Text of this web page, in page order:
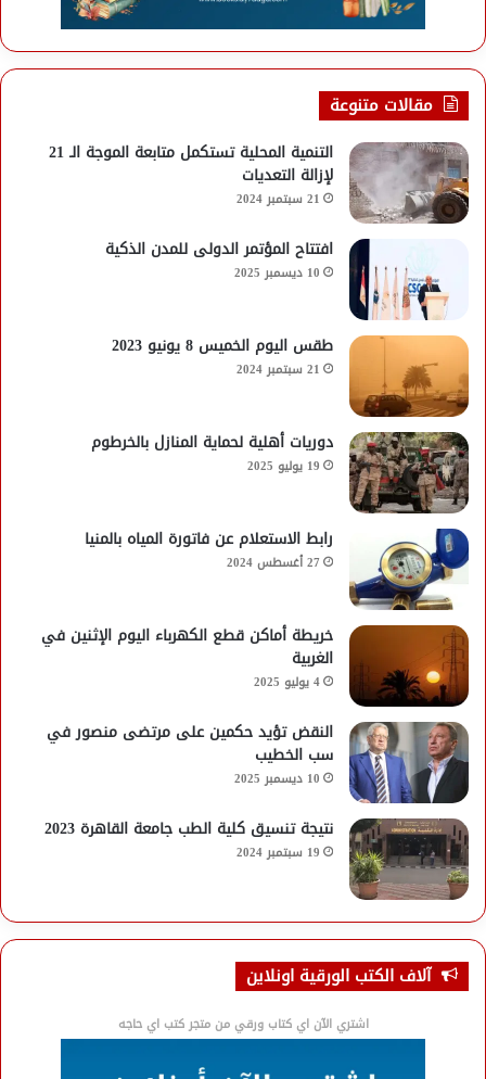
مقالات متنوعة
التنمية المحلية تستكمل متابعة الموجة الـ 21
لإزالة التعديات
21 سبتمبر 2024
افتتاح المؤتمر الدولى للمدن الذكية
10 ديسمبر 2025
طقس اليوم الخميس 8 يونيو 2023
21 سبتمبر 2024
دوريات أهلية لحماية المنازل بالخرطوم
19 يوليو 2025
رابط الاستعلام عن فاتورة المياه بالمنيا
27 أغسطس 2024
خريطة أماكن قطع الكهرباء اليوم الإثنين في
الغربية
4 يوليو 2025
النقض تؤيد حكمين على مرتضى منصور في
سب الخطيب
10 ديسمبر 2025
نتيجة تنسيق كلية الطب جامعة القاهرة 2023
19 سبتمبر 2024
آلاف الكتب الورقية اونلاين
اشتري الآن اي كتاب ورقي من متجر كتب اي حاجه